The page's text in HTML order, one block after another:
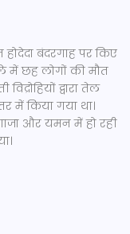
होदेदा बंदरगाह पर किए
में छह लोगों की मौत
द्वारा तेल
में किया गया था।
और यमन में हो रही